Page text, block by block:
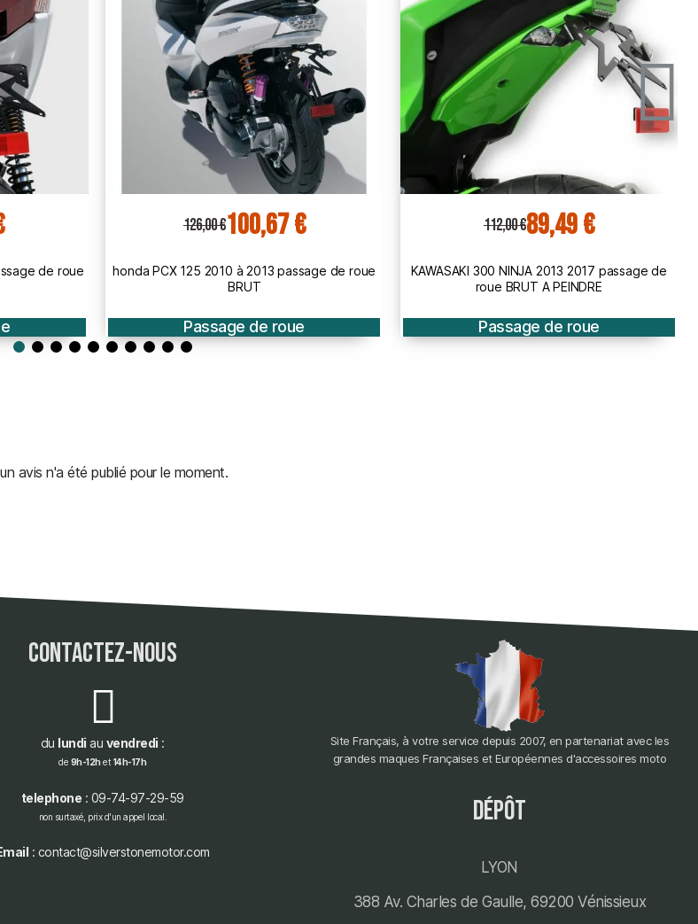
de roue
112,00 €89,49 €
KAWASAKI 300 NINJA 2013 2017 passage de
roue BRUT A PEINDRE
Passage de roue
199,00 €159,00 €
Honda CB650 F 2017 2018 passage de roue
BRUT à peindre
Passage de roue
avis n'a été publié pour le moment.
contactez-nous
du lundi au vendredi :
de 9h-12het 14h-17h
telephone : 09-74-97-29-59
non surtaxé, prix d'un appel local.
: contact@silverstonemotor.com
Site Français, à votre service depuis 2007, en partenariat avec les
grandes maques Françaises et Européennes d'accessoires moto
dépôt
LYON
388 Av. Charles de Gaulle, 69200 Vénissieux